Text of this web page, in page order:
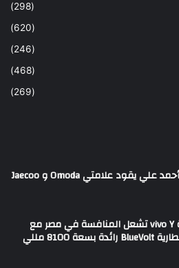
(298)
(620)
(246)
(468)
(269)
خطوة جديدة نحو التوسع.. أحمد علي يقود علامتي Omoda و Jaecoo
اكبر بطارية في تاريخ سلسلة vivo Y تشعل المنافسة في مصر مع
إطلاق vivo Y500، المزود ببطارية BlueVolt رائدة بسعة 8100 مللي